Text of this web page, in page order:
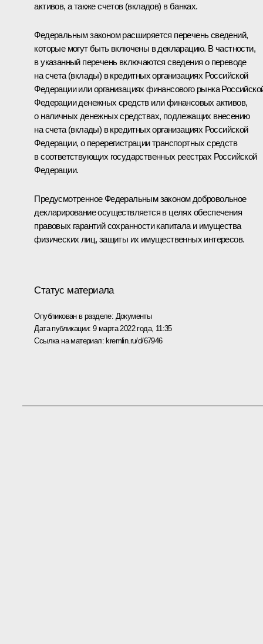
активов, а также счетов (вкладов) в банках.
Федеральным законом расширяется перечень сведений,
которые могут быть включены в декларацию. В частности,
в указанный перечень включаются сведения о переводе
на счета (вклады) в кредитных организациях Российской
Федерации или организациях финансового рынка
Федерации денежных средств или финансовых активов,
о наличных денежных средствах, подлежащих внесению
на счета (вклады) в кредитных организациях Российской
Федерации, о перерегистрации транспортных средств
в соответствующих государственных реестрах Российской
Федерации.
Предусмотренное Федеральным законом добровольное
декларирование осуществляется в целях обеспечения
правовых гарантий сохранности капитала и имущества
физических лиц, защиты их имущественных интересов.
Статус материала
Опубликован в разделе: Документы
Дата публикации:9 марта 2022 года, 11:35
Ссылка на материал: kremlin.ru/d/67946